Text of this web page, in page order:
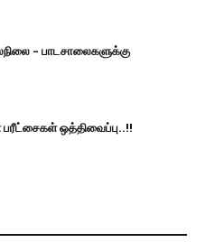
– பாடசாலைகளுக்கு
ஒத்திவைப்பு..!!